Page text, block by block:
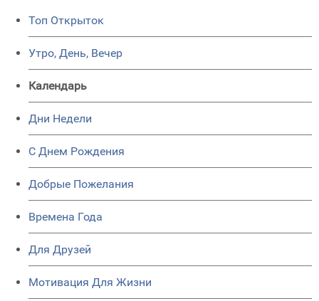
Топ Открыток
Утро, День, Вечер
Календарь
Дни Недели
C Днем Рождения
Добрые Пожелания
Времена Года
Для Друзей
Мотивация Для Жизни